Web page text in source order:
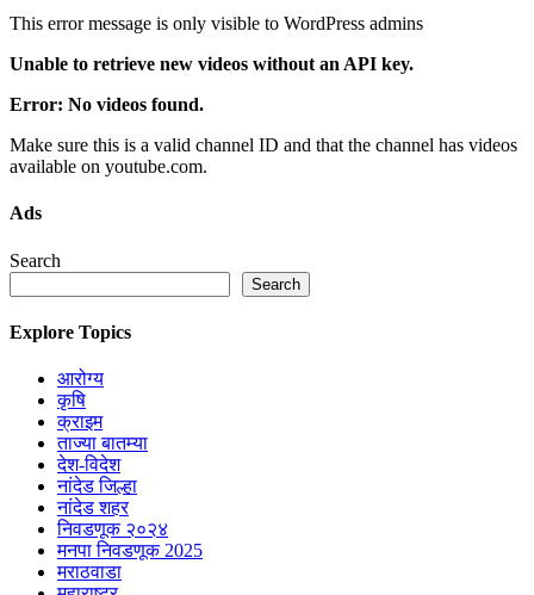
This error message is only visible to WordPress admins
Unable to retrieve new videos without an API key.
Error: No videos found.
Make sure this is a valid channel ID and that the channel has videos
available on youtube.com.
Ads
Search
Search
Explore Topics
आरोग्य
कृषि
क्राइम
ताज्या बातम्या
देश-विदेश
नांदेड जिल्हा
नांदेड शहर
निवडणूक २०२४
मनपा निवडणूक 2025
मराठवाडा